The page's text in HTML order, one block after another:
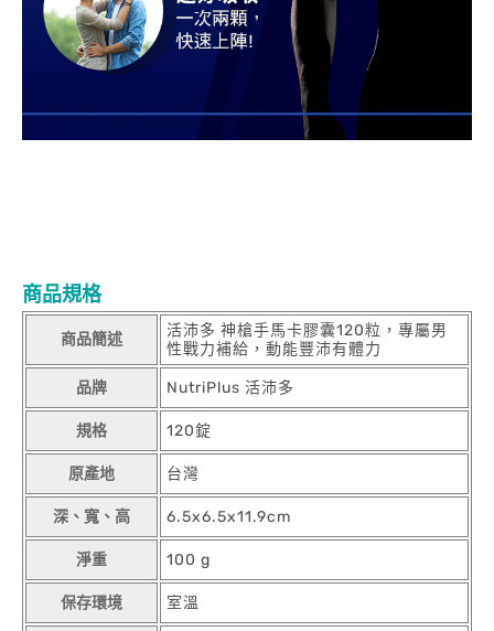
商品規格
商品簡述
活沛多 神槍手馬卡膠囊120粒，專屬男
性戰力補給，動能豐沛有體力
品牌 NutriPlus 活沛多
規格 120錠
原產地 台灣
深、寬、高 6.5x6.5x11.9cm
淨重 100 g
保存環境 室溫